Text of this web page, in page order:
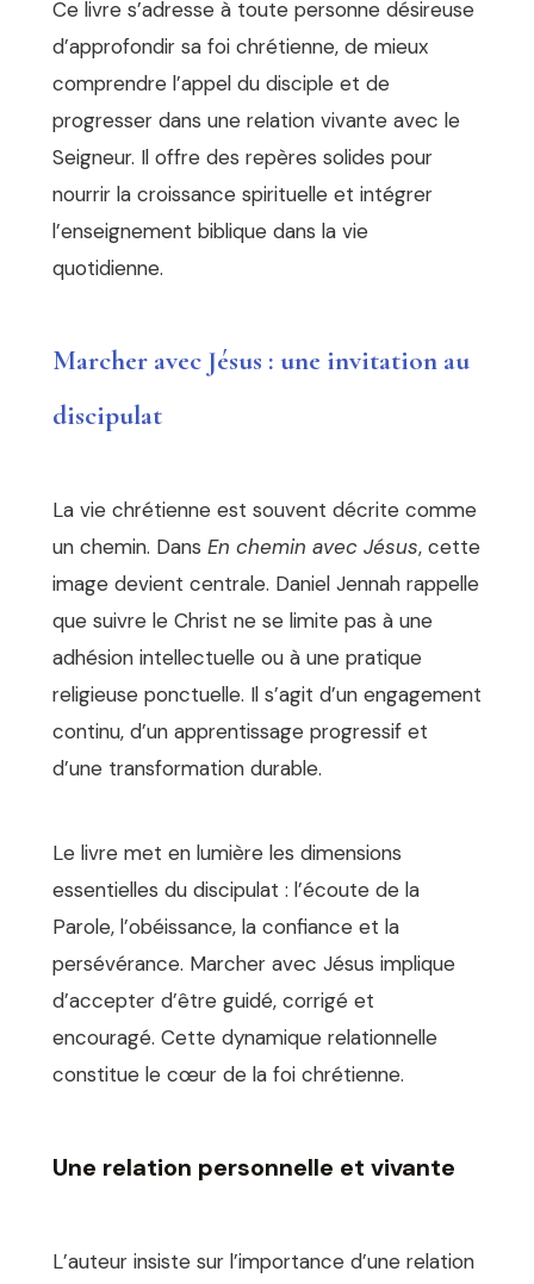
Ce livre s’adresse à toute personne désireuse
d’approfondir sa foi chrétienne, de mieux
comprendre l’appel du disciple et de
progresser dans une relation vivante avec le
Seigneur. Il offre des repères solides pour
nourrir la croissance spirituelle et intégrer
l’enseignement biblique dans la vie
quotidienne.
Marcher avec Jésus : une invitation au
discipulat
La vie chrétienne est souvent décrite comme
un chemin. Dans En chemin avec Jésus, cette
image devient centrale. Daniel Jennah rappelle
que suivre le Christ ne se limite pas à une
adhésion intellectuelle ou à une pratique
religieuse ponctuelle. Il s’agit d’un engagement
continu, d’un apprentissage progressif et
d’une transformation durable.
Le livre met en lumière les dimensions
essentielles du discipulat : l’écoute de la
Parole, l’obéissance, la confiance et la
persévérance. Marcher avec Jésus implique
d’accepter d’être guidé, corrigé et
encouragé. Cette dynamique relationnelle
constitue le cœur de la foi chrétienne.
Une relation personnelle et vivante
L’auteur insiste sur l’importance d’une relation